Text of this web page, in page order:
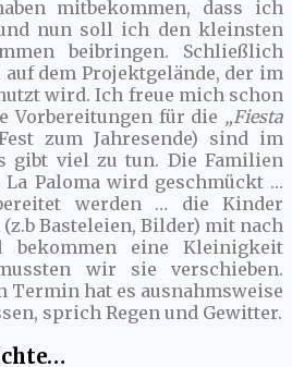
mitbekommen, dass ich
nun soll ich den kleinsten
beibringen. Schließlich
dem Projektgelände, der im
wird. Ich freue mich schon
Vorbereitungen für die „Fiesta
zum Jahresende) sind im
gibt viel zu tun. Die Familien
Paloma wird geschmückt …
werden … die Kinder
Basteleien, Bilder) mit nach
bekommen eine Kleinigkeit
wir sie verschieben.
Termin hat es ausnahmsweise
sprich Regen und Gewitter.